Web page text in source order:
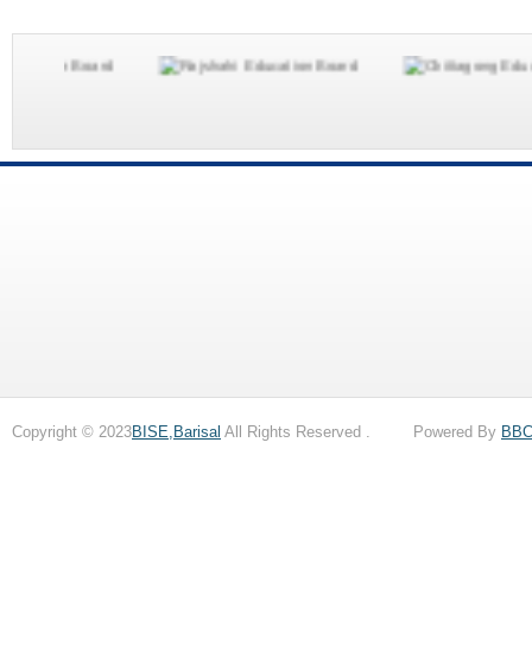
Copyright © 2023BISE,Barisal All Rights Reserved . Powered By